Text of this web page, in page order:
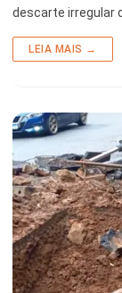
descarte irregular
LEIA MAIS →